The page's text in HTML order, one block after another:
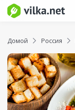
Домой Россия